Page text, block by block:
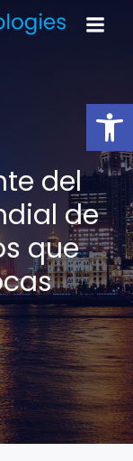
Open toolbar
del
de
que